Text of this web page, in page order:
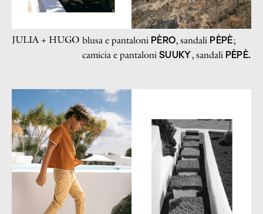
JULIA + HUGO blusa e pantaloni PÈRO, sandali PÈPÈ;
camicia e pantaloni SUUKY, sandali PÈPÈ.